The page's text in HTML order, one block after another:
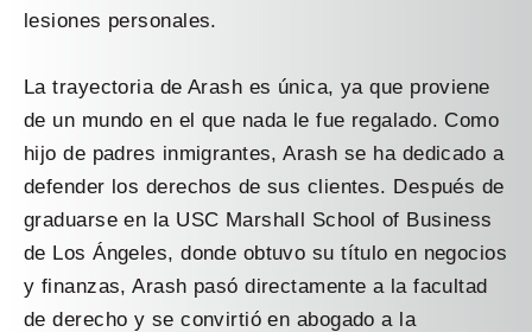
lesiones personales.
La trayectoria de Arash es única, ya que proviene
de un mundo en el que nada le fue regalado. Como
hijo de padres inmigrantes, Arash se ha dedicado a
defender los derechos de sus clientes. Después de
graduarse en la USC Marshall School of Business
de Los Ángeles, donde obtuvo su título en negocios
y finanzas, Arash pasó directamente a la facultad
de derecho y se convirtió en abogado a la